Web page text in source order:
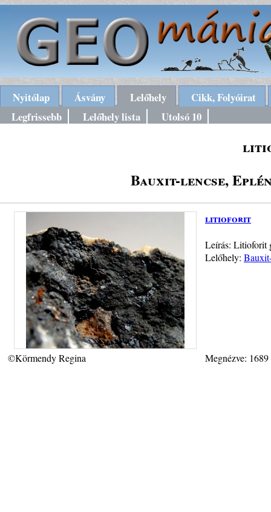
Nyitólap Ásvány Lelőhely
Cikk, Folyóirat
Legfrissebb
Lelőhely lista Utolsó 10
Bauxit-lencse,
litioforit
Leírás: Litioforit
Lelőhely:
©Körmendy Regina Megnézve: